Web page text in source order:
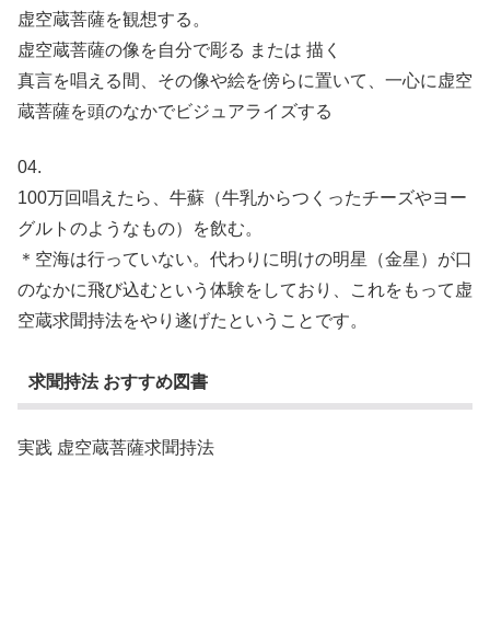
虚空蔵菩薩を観想する。
虚空蔵菩薩の像を自分で彫る または 描く
真言を唱える間、その像や絵を傍らに置いて、一心に虚空
蔵菩薩を頭のなかでビジュアライズする
04.
100万回唱えたら、牛蘇（牛乳からつくったチーズやヨー
グルトのようなもの）を飲む。
＊空海は行っていない。代わりに明けの明星（金星）が口
のなかに飛び込むという体験をしており、これをもって虚
空蔵求聞持法をやり遂げたということです。
求聞持法 おすすめ図書
実践 虚空蔵菩薩求聞持法